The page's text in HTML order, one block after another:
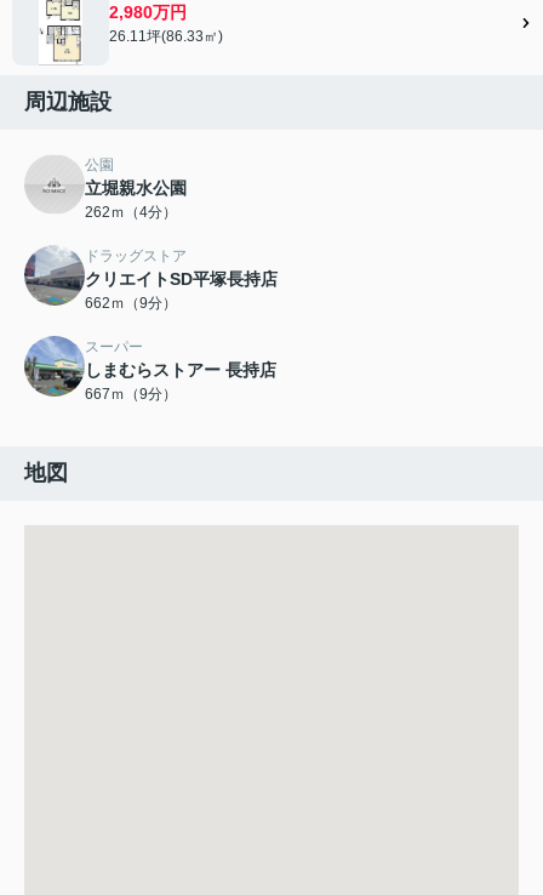
2,980万円
26.11坪(86.33㎡)
周辺施設
公園
立堀親水公園
262ｍ（4分）
ドラッグストア
クリエイトSD平塚長持店
662ｍ（9分）
スーパー
しまむらストアー 長持店
667ｍ（9分）
地図